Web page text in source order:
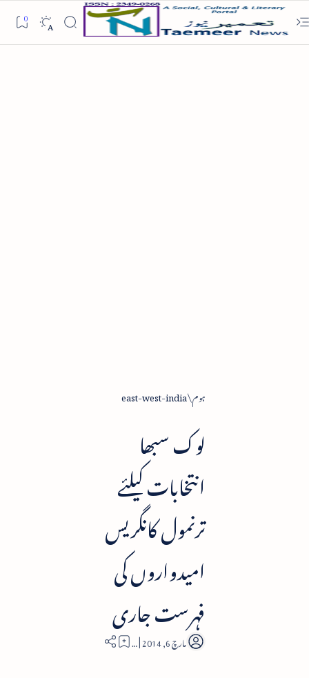
ہوم east-west-india
لوک سبھا
انتخابات کیلئے
ترنمول کانگریس
امیدواروں کی
فہرست جاری
1